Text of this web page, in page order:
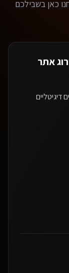
כאן בשבילכם
אתר